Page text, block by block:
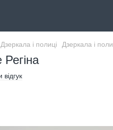
Дзеркала і полиці Дзеркала і